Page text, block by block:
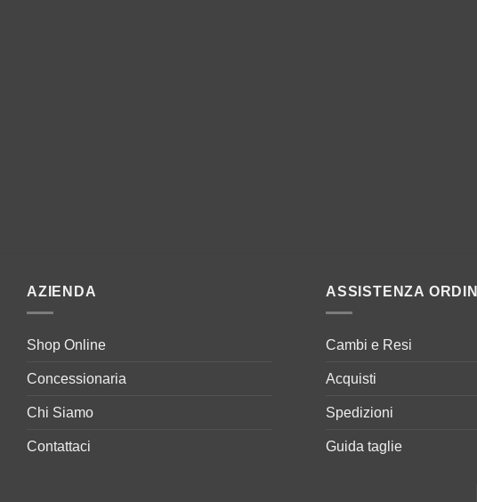
AZIENDA
Shop Online
Concessionaria
Chi Siamo
Contattaci
ASSISTENZA ORDINI
Cambi e Resi
Acquisti
Spedizioni
Guida taglie